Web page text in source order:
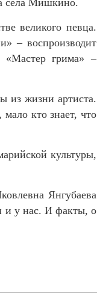
села Мишкино.
великого певца.
– воспроизводит
«Мастер грима» –
из жизни артиста.
кто знает, что
культуры,
Янгубаева
и у нас. И факты, о